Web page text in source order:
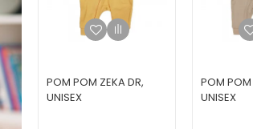
POM POM ZEKA DR,
UNISEX
POM POM
UNISEX